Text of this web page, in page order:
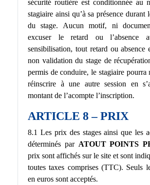
sécurité routière est conditionnée au
stagiaire ainsi qu’à sa présence durant
du stage. Aucun motif, ni
excuser le retard ou l’absence
sensibilisation, tout retard ou absence
non validation du stage de
permis de conduire, le stagiaire pourra
réinscrire à une autre session en
montant de l’acompte l’inscription.
ARTICLE 8 – PRIX
8.1 Les prix des stages ainsi que les
déterminés par ATOUT POINTS
prix sont affichés sur le site et sont
toutes taxes comprises (TTC). Seuls
en euros sont acceptés.